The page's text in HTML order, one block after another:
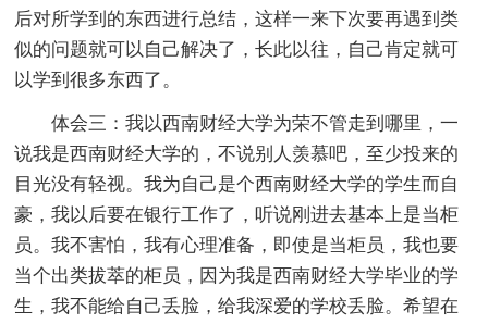
后对所学到的东西进行总结，这样一来下次要再遇到类
似的问题就可以自己解决了，长此以往，自己肯定就可
以学到很多东西了。
体会三：我以西南财经大学为荣不管走到哪里，一
说我是西南财经大学的，不说别人羡慕吧，至少投来的
目光没有轻视。我为自己是个西南财经大学的学生而自
豪，我以后要在银行工作了，听说刚进去基本上是当柜
员。我不害怕，我有心理准备，即使是当柜员，我也要
当个出类拔萃的柜员，因为我是西南财经大学毕业的学
生，我不能给自己丢脸，给我深爱的学校丢脸。希望在